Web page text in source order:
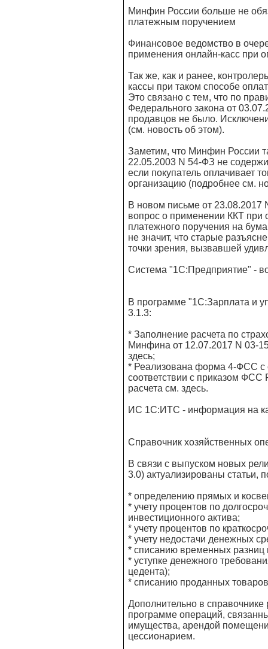
Минфин России больше не
платежным поручением
Финансовое ведомство в
применения онлайн-касс при
Так же, как и ранее,
кассы при таком способе
Это связано с тем, что по
Федерального закона от
продавцов не было.
(см. новость об этом).
Заметим, что Минфин России
22.05.2003 N 54-ФЗ не
если покупатель оплачивает
организацию (подробнее см.
В новом письме от 23.08.2017
вопрос о применении ККТ при
платежного поручения на
не значит, что старые
точки зрения, вызвавшей
Система "1С:Предприятие" -
В программе "1С:Зарплата и
3.1.3:
* Заполнение расчета по
Минфина от 12.07.2017 N 03-
здесь;
* Реализована форма 4-ФСС с
соответствии с приказом
расчета см. здесь.
ИС 1С:ИТС - информация на
Справочник хозяйственных
В связи с выпуском новых
3.0) актуализированы статьи,
* определению прямых и
* учету процентов по
инвестиционного актива;
* учету процентов по
* учету недостачи денежных
* списанию временных разниц
* уступке денежного
цедента);
* списанию проданных
Дополнительно в
программе операций,
имущества, арендой
цессионарием.